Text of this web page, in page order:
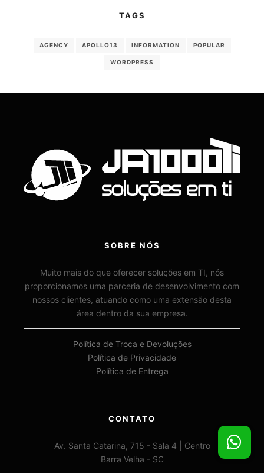
TAGS
AGENCY APOLLO13 INFORMATION POPULAR
WORDPRESS
SOBRE NÓS
Muito mais do que oferecer soluções em TI, nós
proporcionamos uma parceria de desenvolvimento com
nossos clientes, atuando como uma extensão desta
área dentro da sua empresa.
Política de Troca e Devoluções
Política de Privacidade
Política de Entrega
CONTATO
Av. Santa Catarina, 715 - Sala 4 | Centro
Barra Velha - SC